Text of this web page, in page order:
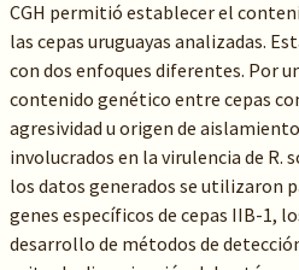
CGH permitió establecer el
las cepas uruguayas analizadas.
con dos enfoques diferentes. Por
contenido genético entre cepas
agresividad u origen de
involucrados en la virulencia de R.
los datos generados se utilizaron
genes específicos de cepas IIB-1,
desarrollo de métodos de